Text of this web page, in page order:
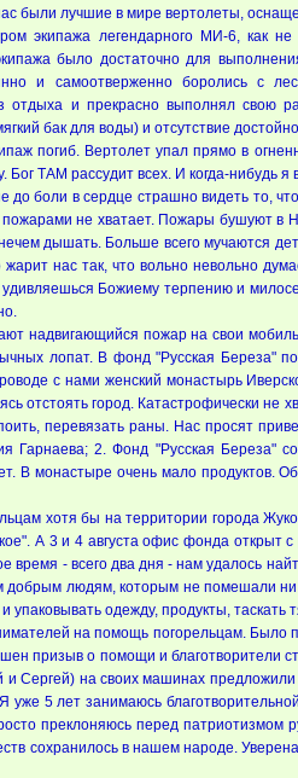
были лучшие в мире вертолеты,
экипажа легендарного МИ-6, как
было достаточно для
и самоотверженно боролись с
отдыха и прекрасно выполнял свою
бак для воды) и отсутствие
погиб. Вертолет упал прямо в
ТАМ рассудит всех. И когда-нибудь
боли в сердце страшно видеть то,
не хватает. Пожары бушуют в
дышать. Больше всего мучаются
нас так, что вольно невольно
Божиему терпению и
надвигающийся пожар на свои
лопат. В фонд "Русская Береза"
с нами женский монастырь
город. Катастрофически не
перевязать раны. Нас просят
Гарнаева; 2. Фонд "Русская Береза"
В монастыре очень мало продуктов.
хотя бы на территории города
А 3 и 4 августа офис фонда открыт с
- всего два дня - нам удалось
добрым людям, которым не помешали
одежду, продукты, таскать
на помощь погорельцам. Было
призыв о помощи и благотворители
и Сергей) на своих машинах
уже 5 лет занимаюсь
преклоняюсь перед патриотизмом
сохранилось в нашем народе.